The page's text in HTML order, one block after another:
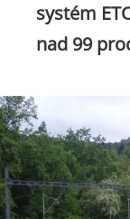
systém
nad 99